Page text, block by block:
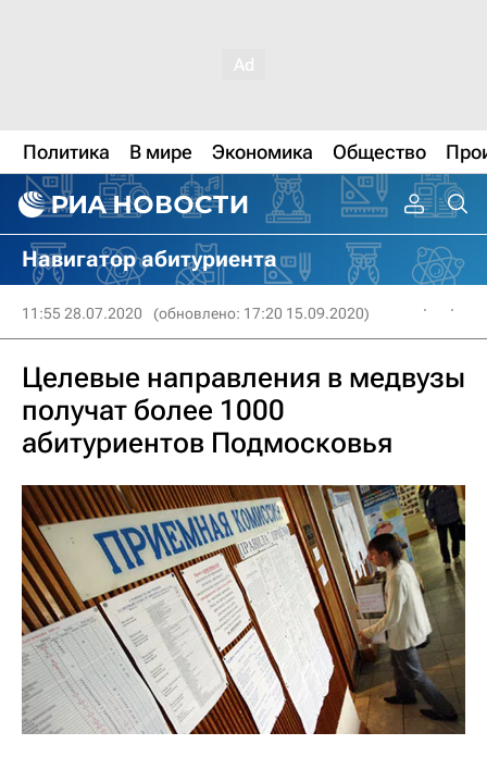
Политика В мире Экономика Общество
Навигатор абитуриента
11:55 28.07.2020 (обновлено: 17:20 15.09.2020)
Целевые направления в медвузы
получат более 1000
абитуриентов Подмосковья